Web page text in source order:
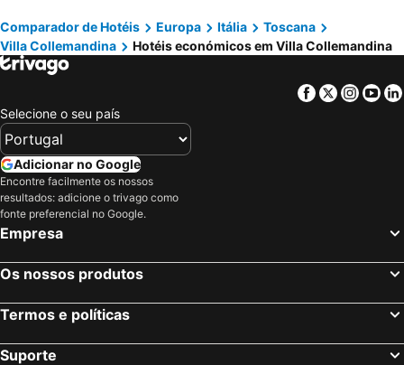
Comparador de Hotéis Europa Itália
Toscana
Villa Collemandina
Hotéis económicos em Villa Collemandina
Facebook
Twitter
Selecione o seu país
Adicionar no Google
Encontre facilmente os nossos
resultados: adicione o trivago como
fonte preferencial no Google.
Empresa
Os nossos produtos
Termos e políticas
Suporte